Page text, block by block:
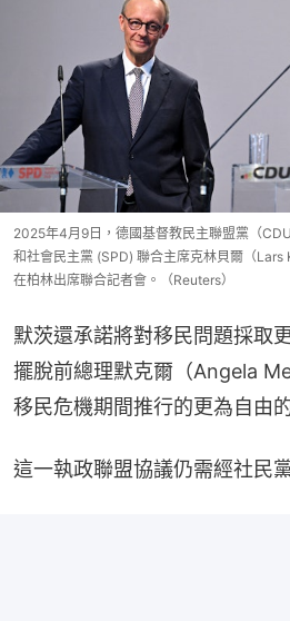
2025年4月9日，德國基督教民主聯盟黨（
和社會民主黨 (SPD) 聯合主席克林貝爾（Lars
在柏林出席聯合記者會。（Reuters）
默茨還承諾將對移民問題採取
擺脫前總理默克爾（Angela
移民危機期間推行的更為自由
這一執政聯盟協議仍需經社民